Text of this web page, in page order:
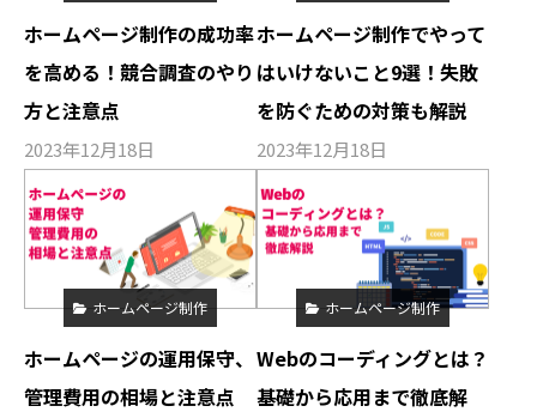
ホームページ制作の成功率
を高める！競合調査のやり
方と注意点
2023年12月18日
ホームページ制作でやって
はいけないこと9選！失敗
を防ぐための対策も解説
2023年12月18日
ホームページ制作
ホームページの運用保守、
管理費用の相場と注意点
ホームページ制作
Webのコーディングとは？
基礎から応用まで徹底解